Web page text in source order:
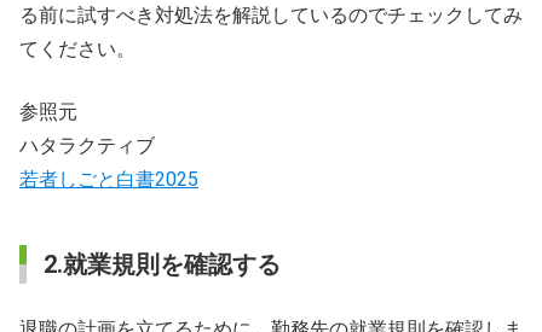
る前に試すべき対処法を解説しているのでチェックしてみ
てください。
参照元
ハタラクティブ
若者しごと白書2025
2.就業規則を確認する